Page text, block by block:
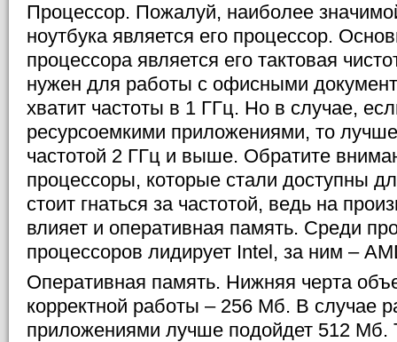
Процессор. Пожалуй, наиболее
ноутбука является его процессор.
процессора является его тактовая
нужен для работы с офисными
хватит частоты в 1 ГГц. Но в случае,
ресурсоемкими приложениями, то
частотой 2 ГГц и выше. Обратите
процессоры, которые стали доступны
стоит гнаться за частотой, ведь на
влияет и оперативная память. Среди
процессоров лидирует Intel, за ним –
Оперативная память. Нижняя черта
корректной работы – 256 Мб. В случае
приложениями лучше подойдет 512 Мб.